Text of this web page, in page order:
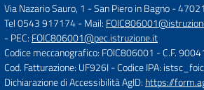
Via Nazario Sauro, 1 - San Piero in Bagno-
Tel 0543 917174- Mail:
- PEC: FOIC806001@pec.istruzione.it
Codice meccanografico: FOIC806001 - C.F.
Cod. Fatturazione: UF926I- Codice IPA:
Dichiarazione di Accessibilità AgID: https://